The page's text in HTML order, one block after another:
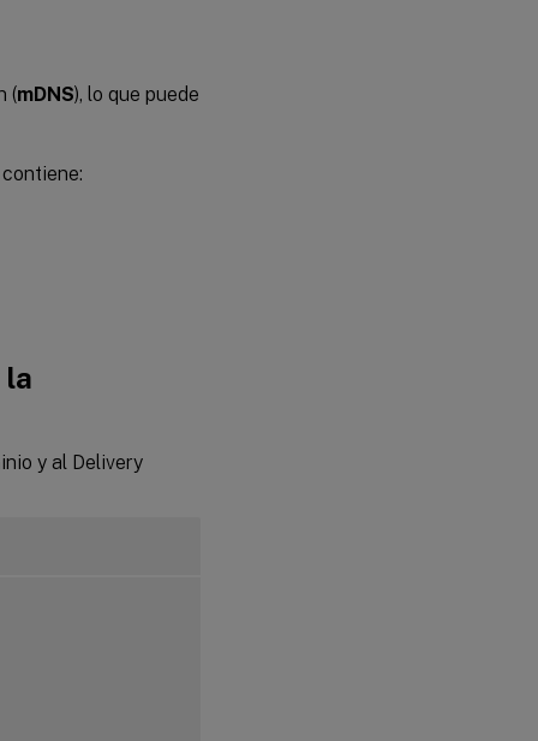
(mDNS), lo que puede
la
y al Delivery